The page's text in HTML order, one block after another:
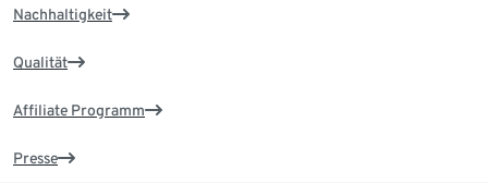
Nachhaltigkeit
Qualität
Affiliate Programm
Presse